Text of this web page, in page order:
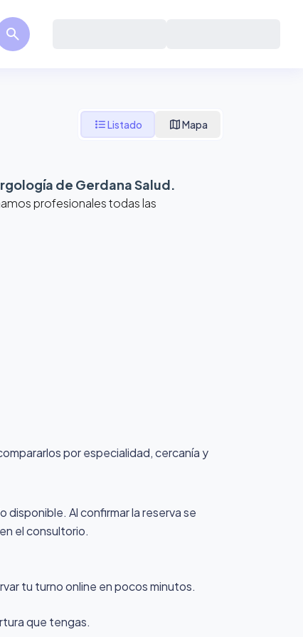
search
format_list_bulletedListado mapMapa
de Gerdana Salud.
profesionales todas las
por especialidad, cercanía y
Al confirmar la reserva se
el consultorio.
tu turno online en pocos minutos.
que tengas.